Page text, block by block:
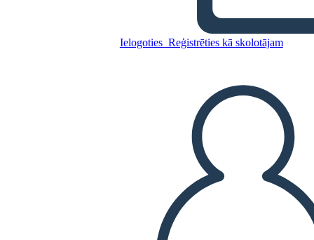
Ielogoties Reģistrēties kā skolotājam
הצהוב"
IZVEIDOT STĀSTU SHĒMU
ATSKAŅOT SLAIDRĀDI
IZLASI MAN